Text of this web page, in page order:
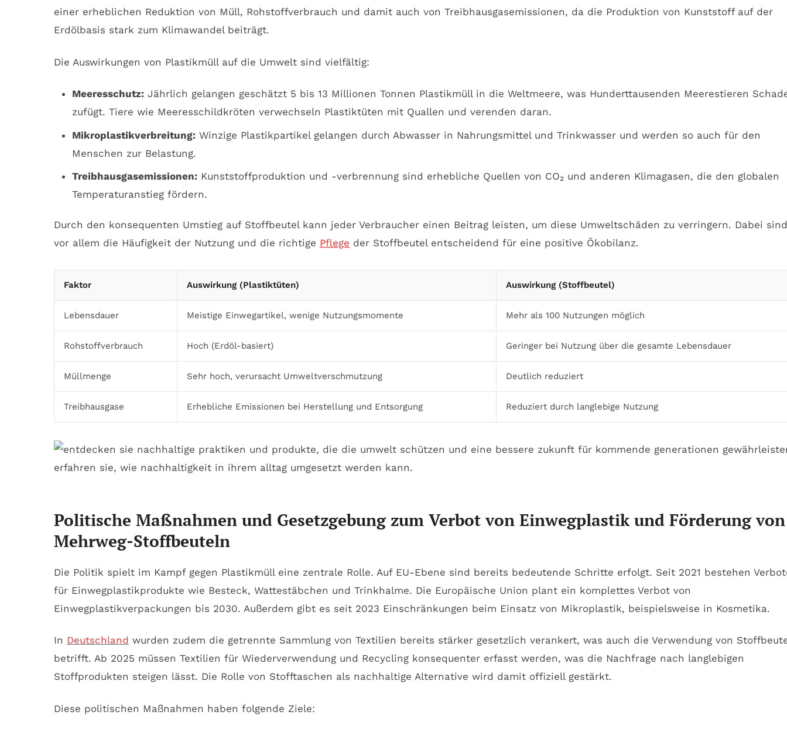
einer erheblichen Reduktion von Müll, Rohstoffverbrauch und damit auch von Treibhausgasemissionen, da die Produktion von Kunststoff auf der
Erdölbasis stark zum Klimawandel beiträgt.
Die Auswirkungen von Plastikmüll auf die Umwelt sind vielfältig:
Meeresschutz:Jährlich gelangen geschätzt 5 bis 13 Millionen Tonnen Plastikmüll in die Weltmeere, was Hunderttausenden Meerestieren
zufügt. Tiere wie Meeresschildkröten verwechseln Plastiktüten mit Quallen und verenden daran.
Mikroplastikverbreitung:Winzige Plastikpartikel gelangen durch Abwasser in Nahrungsmittel und Trinkwasser und werden so auch für den
Menschen zur Belastung.
Treibhausgasemissionen:Kunststoffproduktion und -verbrennung sind erhebliche Quellen von CO₂ und anderen Klimagasen, die den globalen
Temperaturanstieg fördern.
Durch den konsequenten Umstieg auf Stoffbeutel kann jeder Verbraucher einen Beitrag leisten, um diese Umweltschäden zu verringern. Dabei sind
vor allem die Häufigkeit der Nutzung und die richtige Pflege der Stoffbeutel entscheidend für eine positive Ökobilanz.
Faktor Auswirkung (Plastiktüten) Auswirkung (Stoffbeutel)
Lebensdauer Meistige Einwegartikel, wenige Nutzungsmomente Mehr als 100 Nutzungen möglich
Rohstoffverbrauch Hoch (Erdöl-basiert) Geringer bei Nutzung über die gesamte Lebensdauer
Müllmenge Sehr hoch, verursacht Umweltverschmutzung Deutlich reduziert
Treibhausgase Erhebliche Emissionen bei Herstellung und Entsorgung Reduziert durch langlebige Nutzung
Politische Maßnahmen und Gesetzgebung zum Verbot von Einwegplastik und Förderung von
Mehrweg-Stoffbeuteln
Die Politik spielt im Kampf gegen Plastikmüll eine zentrale Rolle. Auf EU-Ebene sind bereits bedeutende Schritte erfolgt. Seit 2021 bestehen
für Einwegplastikprodukte wie Besteck, Wattestäbchen und Trinkhalme. Die Europäische Union plant ein komplettes Verbot von
Einwegplastikverpackungen bis 2030. Außerdem gibt es seit 2023 Einschränkungen beim Einsatz von Mikroplastik, beispielsweise in Kosmetika.
In Deutschland wurden zudem die getrennte Sammlung von Textilien bereits stärker gesetzlich verankert, was auch die Verwendung von
betrifft. Ab 2025 müssen Textilien für Wiederverwendung und Recycling konsequenter erfasst werden, was die Nachfrage nach langlebigen
Stoffprodukten steigen lässt. Die Rolle von Stofftaschen als nachhaltige Alternative wird damit offiziell gestärkt.
Diese politischen Maßnahmen haben folgende Ziele: